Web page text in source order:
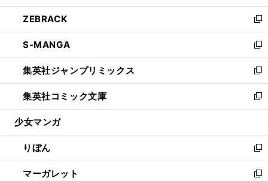
開
く
ウ
で
開
く
ン
ド
ウ
で
開
く
ウ
ィ
ン
ド
ウ
で
開
く
し
い
ウ
ィ
ン
ド
ウ
で
開
ZEBRACK
新
し
い
ウ
ィ
ン
ド
ウ
開
く
S-MANGA
新
し
い
ウ
ィ
ン
ウ
で
開
く
集英社ジャンプリミックス
新
し
い
ウ
ン
ド
ウ
で
集英社コミック文庫
新
し
ウ
ィ
ン
ド
少女マンガ
りぼん
新
し
い
マーガレット
新